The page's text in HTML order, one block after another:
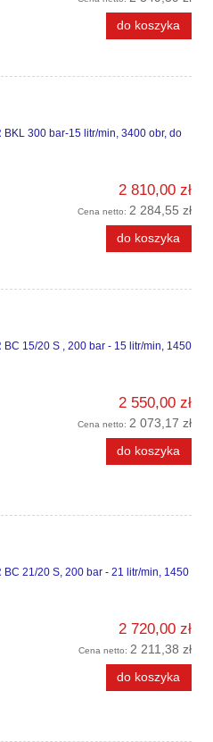
do koszyka
300 bar-15 litr/min, 3400 obr, do
2 810,00 zł
Cena netto: 2 284,55 zł
do koszyka
15/20 S , 200 bar - 15 litr/min, 1450
2 550,00 zł
Cena netto: 2 073,17 zł
do koszyka
21/20 S, 200 bar - 21 litr/min, 1450
2 720,00 zł
Cena netto: 2 211,38 zł
do koszyka